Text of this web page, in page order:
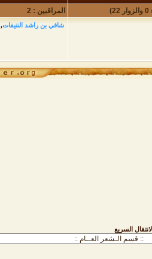
المراقبين : 2
شافي بن راشد النتيفات,
السريع